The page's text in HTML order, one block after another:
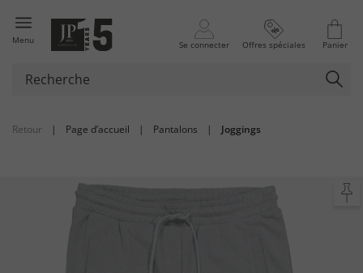
Menu Se connecter Offres spéciales Panier
Retour | Page d’accueil | Pantalons | Joggings